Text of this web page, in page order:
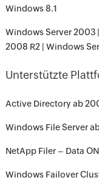
Windows 8.1
Windows Server 2003
2008 R2 | Windows
Unterstützte
Active Directory ab
Windows File Server
NetApp Filer – Data
Windows Failover